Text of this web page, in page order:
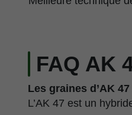
FAQ AK
Les graines d’AK
L’AK 47 est un